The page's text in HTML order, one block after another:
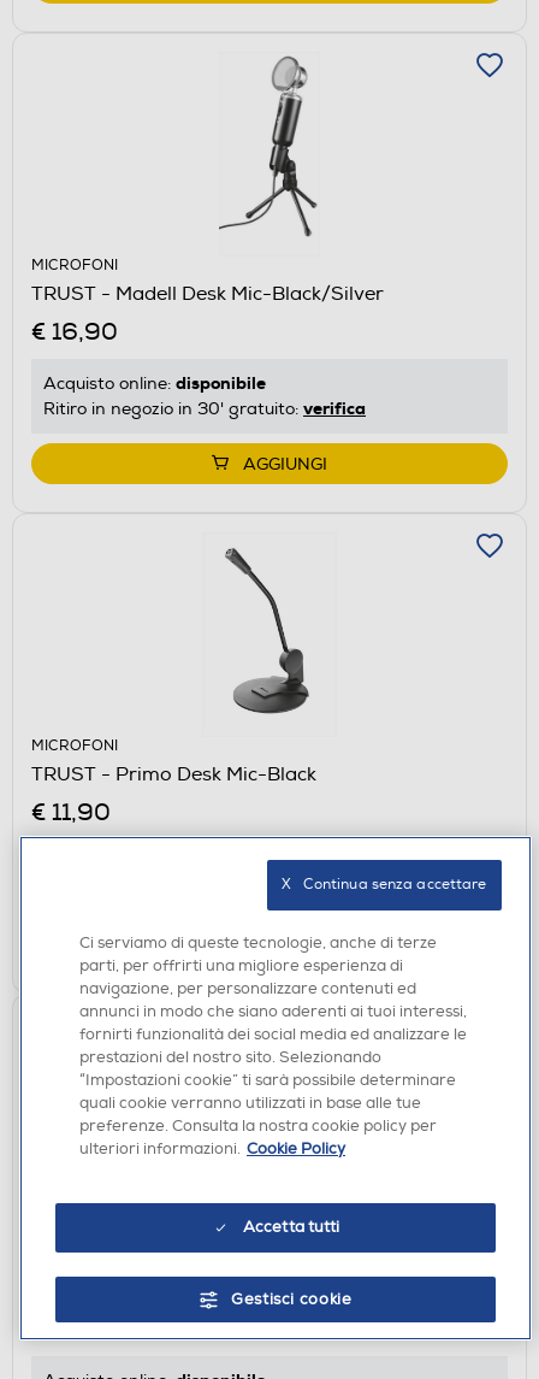
MICROFONI
TRUST - Madell Desk Mic-Black/Silver
€ 16,90
Acquisto online: disponibile
Ritiro in negozio in 30' gratuito: verifica
AGGIUNGI
MICROFONI
TRUST - Primo Desk Mic-Black
€ 11,90
Ritiro in negozio in 30' gratuito: verifica
AGGIUNGI
CELLULARLINE - Speaker BTSPKMSMINI2G-Verde
€ 9,90
Ci serviamo di queste tecnologie, anche di terze
parti, per offrirti una migliore esperienza di
navigazione, per personalizzare contenuti ed
annunci in modo che siano aderenti ai tuoi interessi,
fornirti funzionalità dei social media ed analizzare le
prestazioni del nostro sito. Selezionando
“Impostazioni cookie” ti sarà possibile determinare
quali cookie verranno utilizzati in base alle tue
preferenze. Consulta la nostra cookie policy per
ulteriori informazioni. Cookie Policy
Accetta tutti
Gestisci cookie
X   Continua senza accettare